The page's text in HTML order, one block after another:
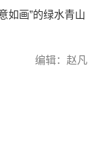
如画”的绿水青山
编辑：赵凡